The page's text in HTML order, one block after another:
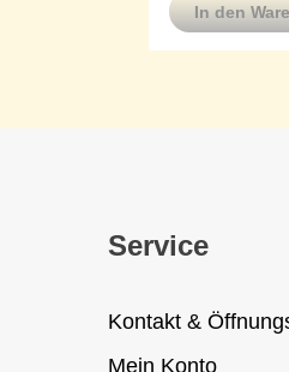
In den
Service
Kontakt &
Mein Konto